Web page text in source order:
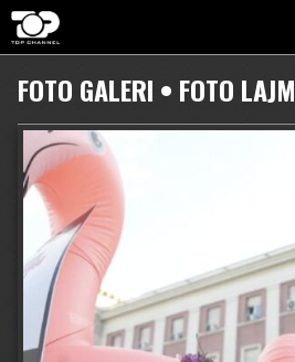
FOTO GALERI • FOTO LAJM